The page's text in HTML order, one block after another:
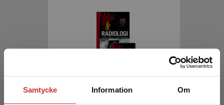
Samtycke Information Om
Radiologi